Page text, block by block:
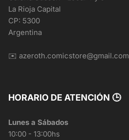
La Rioja Capital
CP: 5300
Argentina
✉️ azeroth.comicstore@gmail.com
HORARIO DE ATENCIÓN 🕒
Lunes a Sábados
10:00 - 13:00hs